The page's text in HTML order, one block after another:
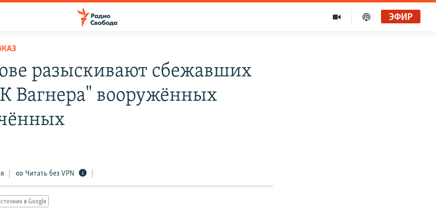
ЭФИР
разыскивают сбежавших
Вагнера" вооружённых
Читать без VPN
в Google